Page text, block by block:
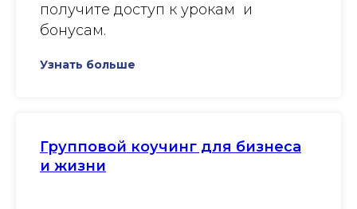
получите доступ к урокам и
бонусам.
Узнать больше
Групповой коучинг для бизнеса
и жизни